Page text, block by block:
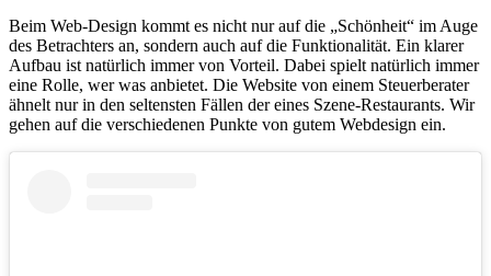
Beim Web-Design kommt es nicht nur auf die „Schönheit“ im Auge
des Betrachters an, sondern auch auf die Funktionalität. Ein klarer
Aufbau ist natürlich immer von Vorteil. Dabei spielt natürlich immer
eine Rolle, wer was anbietet. Die Website von einem Steuerberater
ähnelt nur in den seltensten Fällen der eines Szene-Restaurants. Wir
gehen auf die verschiedenen Punkte von gutem Webdesign ein.